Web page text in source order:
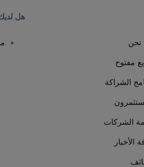
نحن
مفتوح
الشراكة
الشركات
الأخبار
هل